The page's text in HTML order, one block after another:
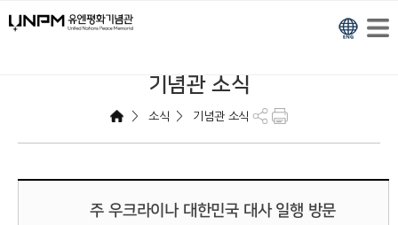
기념관 소식
> 소식 > 기념관 소식
前 주 우크라이나 대한민국 대사 일행 방문